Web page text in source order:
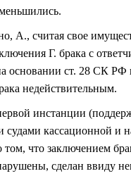
А., считая свое
Г. брака с
основании ст. 28 СК РФ
недействительным.
инстанции
судами кассационной и
том, что заключением
сделан ввиду